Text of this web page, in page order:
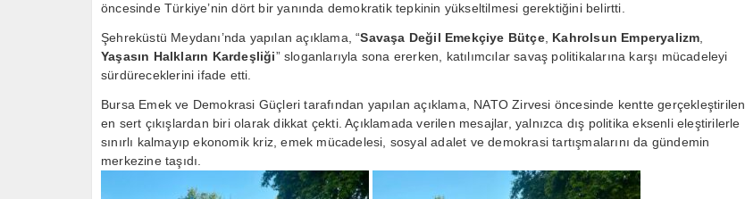
öncesinde Türkiye’nin dört bir yanında demokratik tepkinin yükseltilmesi gerektiğini belirtti.
Şehreküstü Meydanı’nda yapılan açıklama, “Savaşa Değil Emekçiye Bütçe, Kahrolsun Emperyalizm,
Yaşasın Halkların Kardeşliği” sloganlarıyla sona ererken, katılımcılar savaş politikalarına karşı mücadeleyi
sürdüreceklerini ifade etti.
Bursa Emek ve Demokrasi Güçleri tarafından yapılan açıklama, NATO Zirvesi öncesinde kentte gerçekleştirilen
en sert çıkışlardan biri olarak dikkat çekti. Açıklamada verilen mesajlar, yalnızca dış politika eksenli eleştirilerle
sınırlı kalmayıp ekonomik kriz, emek mücadelesi, sosyal adalet ve demokrasi tartışmalarını da gündemin
merkezine taşıdı.